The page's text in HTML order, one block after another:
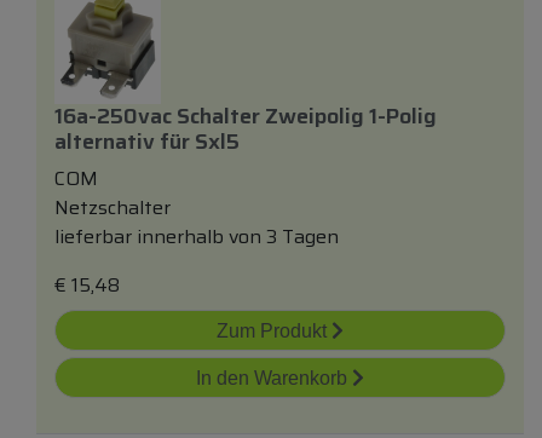
16a-250vac Schalter Zweipolig 1-Polig
alternativ fürSxl5
COM
Netzschalter
lieferbar innerhalb von 3 Tagen
€ 15,48
Zum Produkt
In den Warenkorb